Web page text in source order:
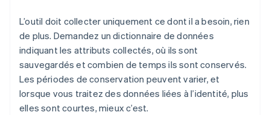
L’outil doit collecter uniquement ce dont il a besoin, rien
de plus. Demandez un dictionnaire de données
indiquant les attributs collectés, où ils sont
sauvegardés et combien de temps ils sont conservés.
Les périodes de conservation peuvent varier, et
lorsque vous traitez des données liées à l’identité, plus
elles sont courtes, mieux c’est.